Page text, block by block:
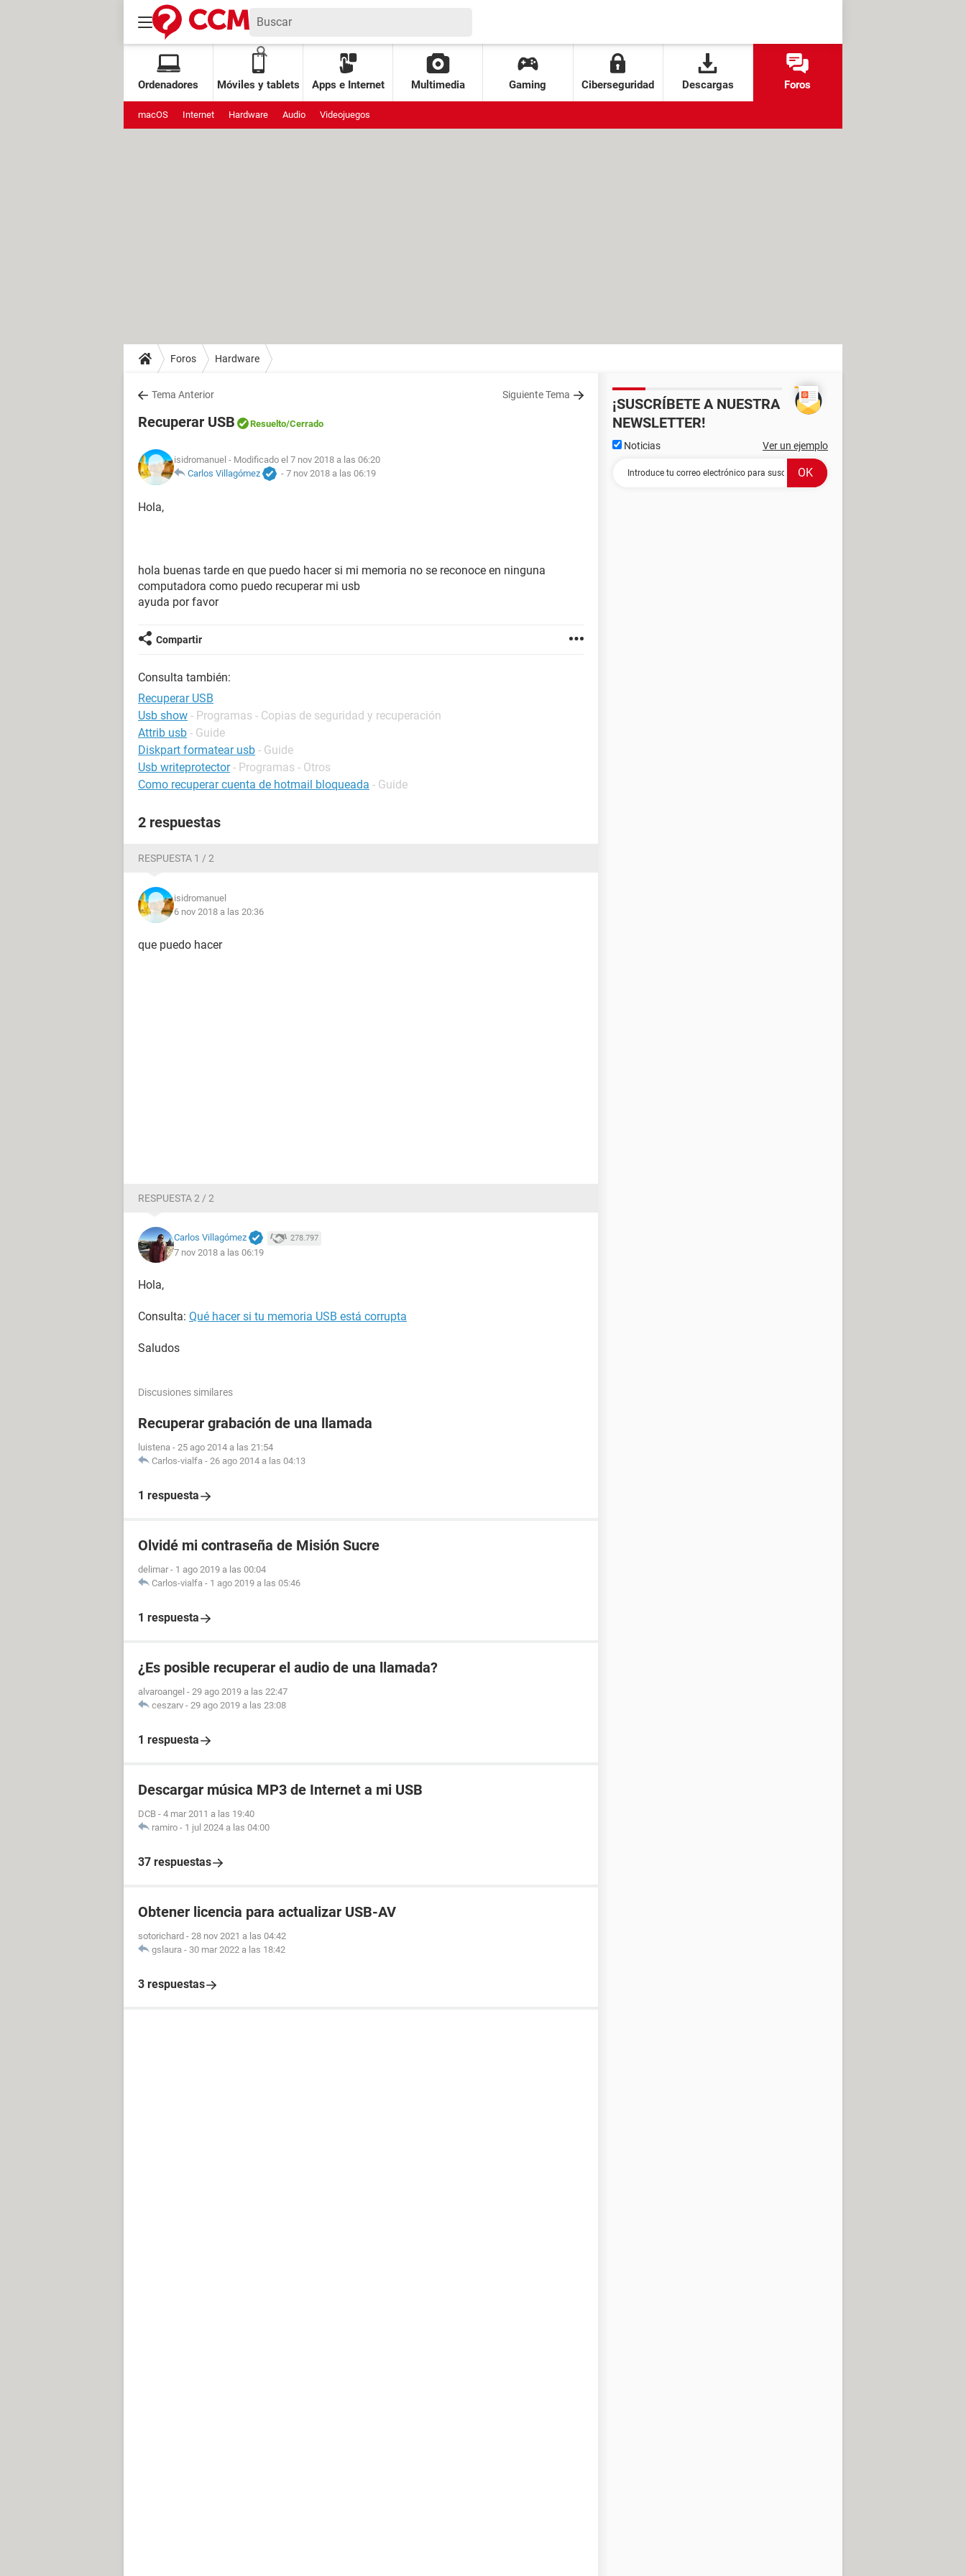
Ordenadores Móviles y tablets Apps e Internet Multimedia Gaming Ciberseguridad Descargas Foros
macOS Internet Hardware Audio Videojuegos
Foros Hardware
Tema Anterior Siguiente Tema
Recuperar USB Resuelto/Cerrado
isidromanuel - Modificado el 7 nov 2018 a las 06:20
Carlos Villagómez
- 7 nov 2018 a las 06:19
Hola,
hola buenas tarde en que puedo hacer si mi memoria no se reconoce en ninguna
computadora como puedo recuperar mi usb
ayuda por favor
Compartir
Consulta también:
Recuperar USB
Usb show - Programas - Copias de seguridad y recuperación
Attrib usb - Guide
Diskpart formatear usb - Guide
Usb writeprotector - Programas - Otros
Como recuperar cuenta de hotmail bloqueada - Guide
2 respuestas
RESPUESTA 1 / 2
isidromanuel
6 nov 2018 a las 20:36
que puedo hacer
RESPUESTA 2 / 2
Carlos Villagómez 278.797
7 nov 2018 a las 06:19
Hola,
Consulta: Qué hacer si tu memoria USB está corrupta
Saludos
Discusiones similares
Recuperar grabación de una llamada
luistena - 25 ago 2014 a las 21:54
Carlos-vialfa - 26 ago 2014 a las 04:13
1 respuesta
Olvidé mi contraseña de Misión Sucre
delimar - 1 ago 2019 a las 00:04
Carlos-vialfa - 1 ago 2019 a las 05:46
1 respuesta
¿Es posible recuperar el audio de una llamada?
alvaroangel - 29 ago 2019 a las 22:47
ceszarv - 29 ago 2019 a las 23:08
1 respuesta
Descargar música MP3 de Internet a mi USB
DCB - 4 mar 2011 a las 19:40
ramiro - 1 jul 2024 a las 04:00
37 respuestas
Obtener licencia para actualizar USB-AV
sotorichard - 28 nov 2021 a las 04:42
gslaura - 30 mar 2022 a las 18:42
3 respuestas
¡SUSCRÍBETE A NUESTRA
NEWSLETTER!
Noticias Ver un ejemplo